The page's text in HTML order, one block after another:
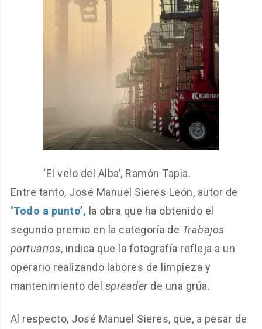
‘El velo del Alba’, Ramón Tapia.
Entre tanto, José Manuel Sieres León, autor de
‘Todo a punto’, la obra que ha obtenido el
segundo premio en la categoría de Trabajos
portuarios, indica que la fotografía refleja a un
operario realizando labores de limpieza y
mantenimiento del spreaderde una grúa.
Al respecto, José Manuel Sieres, que, a pesar de